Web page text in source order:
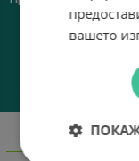
на плащане,
възможност за
вашето